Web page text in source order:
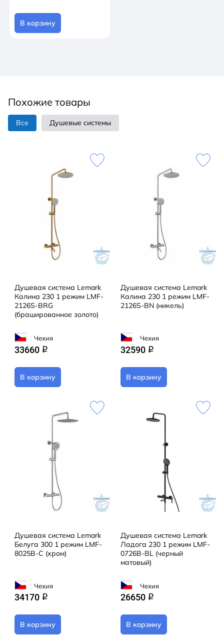
В корзину
Похожие товары
Все Душевые системы
Душевая система Lemark
Калина 230 1 режим LMF-
2126S-BRG
(брашированное золото)
Чехия
33660 q
В корзину
Душевая система Lemark
Калина 230 1 режим LMF-
2126S-BN (никель)
Чехия
32590 q
В корзину
Душевая система Lemark
Белуга 300 1 режим LMF-
8025B-C (хром)
Чехия
34170 q
В корзину
Душевая система Lemark
Ладога 230 1 режим LMF-
0726B-BL (черный
матовый)
Чехия
26650 q
В корзину